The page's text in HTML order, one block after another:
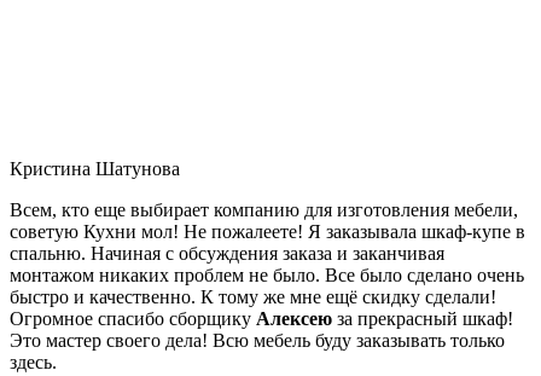
Кристина Шатунова
Всем, кто еще выбирает компанию для изготовления мебели,
советую Кухни мол! Не пожалеете! Я заказывала шкаф-купе в
спальню. Начиная с обсуждения заказа и заканчивая
монтажом никаких проблем не было. Все было сделано очень
быстро и качественно. К тому же мне ещё скидку сделали!
Огромное спасибо сборщику Алексею за прекрасный шкаф!
Это мастер своего дела! Всю мебель буду заказывать только
здесь.